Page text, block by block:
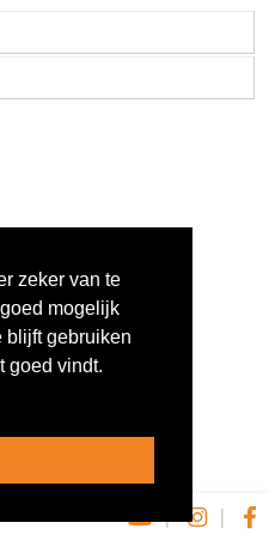
| |
zeker van te
mogelijk
blijft gebruiken
goed vindt.